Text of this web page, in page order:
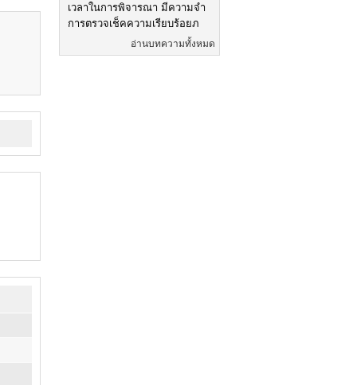
เวลาในการพิจารณา มีความจำ
การตรวจเช็คความเรียบร้อยภ
อ่านบทความทั้งหมด